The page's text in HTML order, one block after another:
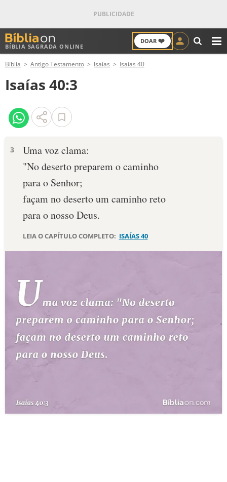
BÍBLIA SAGRADA ONLINE
DOAR ❤️
ANTIGO TESTAMENTO
NOVO TESTAMENTO
VERSÍCULOS
PALAVRA DO DIA
SALMO DO DIA
DEVOCIONAL DIÁRIO
ESBOÇOS DE PREGAÇÃO
TEMAS
PERGUNTE À BÍBLIA
QUEM SOMOS
Bíblia Antigo Testamento Isaías Isaías 40
Isaías 40:3
3
Uma voz clama:
"No deserto preparem o caminho
para o Senhor;
façam no deserto um caminho reto
para o nosso Deus.
LEIA O CAPÍTULO COMPLETO: ISAÍAS 40